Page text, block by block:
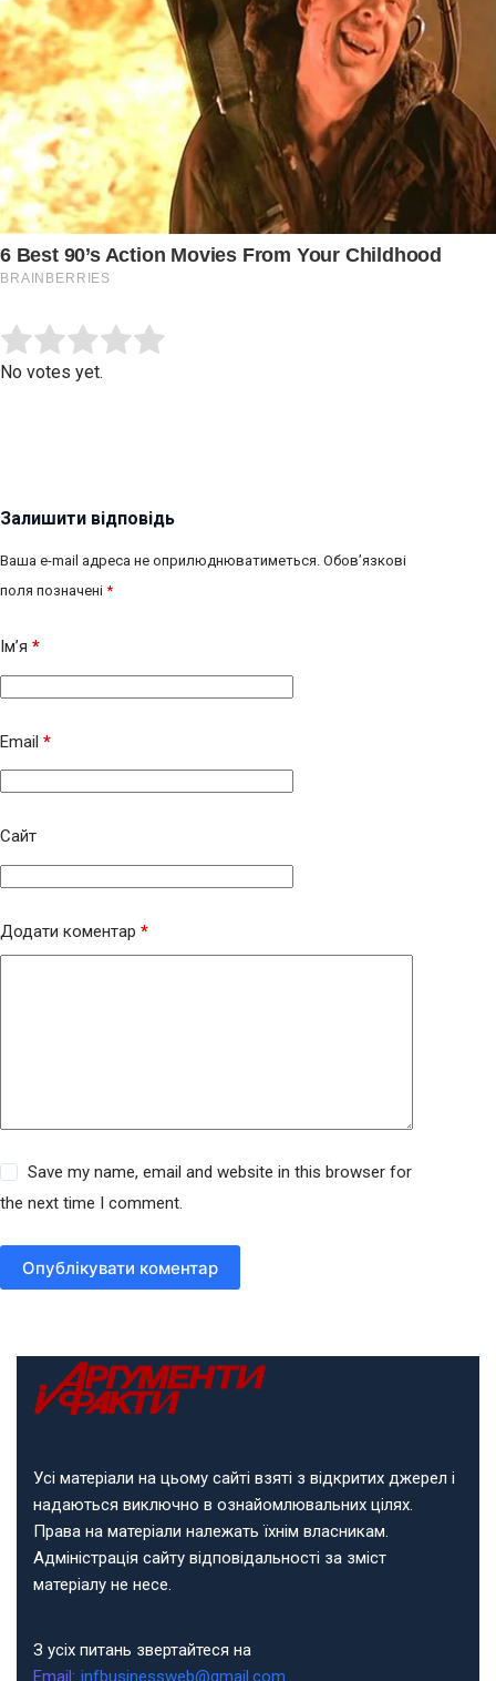
Rate this item:
No votes yet.
Залишити відповідь
Ваша e-mail адреса не оприлюднюватиметься. Обов’язкові
поля позначені *
Ім’я *
Email *
Сайт
Додати коментар *
Save my name, email and website in this browser for
the next time I comment.
Опублікувати коментар
Усі матеріали на цьому сайті взяті з відкритих джерел і
надаються виключно в ознайомлювальних цілях.
Права на матеріали належать їхнім власникам.
Адміністрація сайту відповідальності за зміст
матеріалу не несе.
З усіх питань звертайтеся на
Email: infbusinessweb@gmail.com